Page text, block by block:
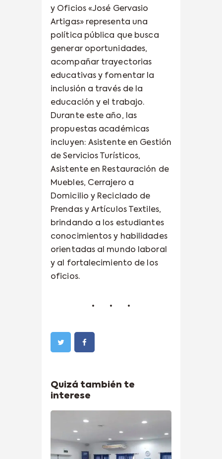
y Oficios «José Gervasio
Artigas» representa una
política pública que busca
generar oportunidades,
acompañar trayectorias
educativas y fomentar la
inclusión a través de la
educación y el trabajo.
Durante este año, las
propuestas académicas
incluyen: Asistente en Gestión
de Servicios Turísticos,
Asistente en Restauración de
Muebles, Cerrajero a
Domicilio y Reciclado de
Prendas y Artículos Textiles,
brindando a los estudiantes
conocimientos y habilidades
orientadas al mundo laboral
y al fortalecimiento de los
oficios.
Quizá también te
interese